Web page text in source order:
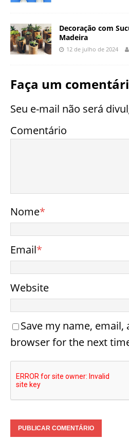
Decoração com
Madeira
12 de julho de 2024
Faça um
Seu e-mail não será
Comentário
Nome*
Email*
Website
Save my name,
browser for the next